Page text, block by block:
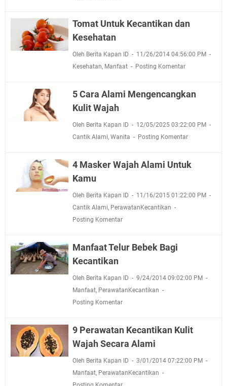
Tomat Untuk Kecantikan dan
Kesehatan
Oleh Berita Kapan ID
11/26/2014 04:56:00 PM
Kesehatan, Manfaat Posting Komentar
5 Cara Alami Mengencangkan
Kulit Wajah
Oleh Berita Kapan ID
12/05/2025 03:22:00 PM
Cantik Alami, Wanita Posting Komentar
4 Masker Wajah Alami Untuk
Kamu
Oleh Berita Kapan ID
11/16/2015 01:22:00 PM
Cantik Alami, PerawatanKecantikan
Posting Komentar
Manfaat Telur Bebek Bagi
Kecantikan
Oleh Berita Kapan ID
9/24/2014 09:02:00 PM
Manfaat, PerawatanKecantikan
Posting Komentar
9 Perawatan Kecantikan Kulit
Wajah Secara Alami
Oleh Berita Kapan ID
3/01/2014 07:22:00 PM
Manfaat, PerawatanKecantikan